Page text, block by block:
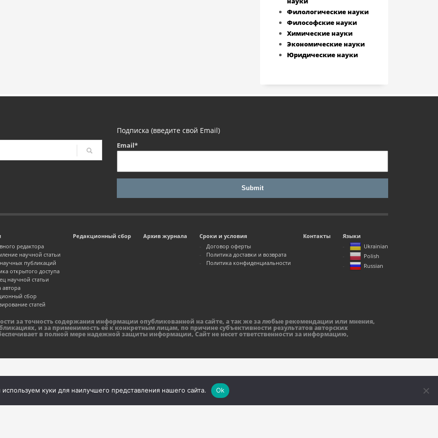
Филологические науки
Философские науки
Химические науки
Экономические науки
Юридические науки
Подписка (введите свой Email)
Email*
редактора
научной статьи
публикаций
открытого доступа
научной статьи
автора
сбор
статей
Редакционный сбор Архив журнала
Сроки и условия
Договор оферты
Политика доставки и возврата
Политика конфиденциальности
Контакты
Языки
Ukrainian
Polish
Russian
за точность содержания информации опубликованной на сайте, а так же за любые рекомендации или мнения,
и за применимость её к конкретным лицам, по причине субъективности результатов авторских
в полной мере надежной защиты информации, Сайт не несет ответственности за информацию,
куки для наилучшего представления нашего сайта. Ok